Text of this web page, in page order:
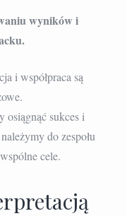
wyników i
i współpraca są
osiągnąć sukces i
do zespołu
cele.